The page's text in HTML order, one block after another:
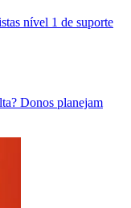
nível 1 de suporte
Donos planejam